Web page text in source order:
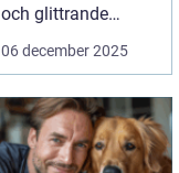
och glittrande
sjöar...
06 december 2025